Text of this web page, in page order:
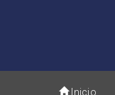
Inicio